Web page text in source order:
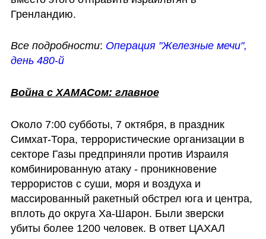
Гренландию.
Все подробности: Операция "Железные мечи",
день 480-й
Война с ХАМАСом: главное
Около 7:00 субботы, 7 октября, в праздник
Симхат-Тора, террористические организации в
секторе Газы предприняли против Израиля
комбинированную атаку - проникновение
террористов с суши, моря и воздуха и
массированный ракетный обстрел юга и центра,
вплоть до округа Ха-Шарон. Были зверски
убиты более 1200 человек. В ответ ЦАХАЛ